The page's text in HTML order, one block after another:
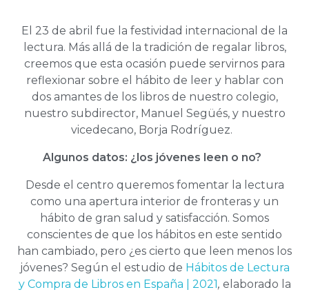
El 23 de abril fue la festividad internacional de la
lectura. Más allá de la tradición de regalar libros,
creemos que esta ocasión puede servirnos para
reflexionar sobre el hábito de leer y hablar con
dos amantes de los libros de nuestro colegio,
nuestro subdirector, Manuel Següés, y nuestro
vicedecano, Borja Rodríguez.
Algunos datos: ¿los jóvenes leen o no?
Desde el centro queremos fomentar la lectura
como una apertura interior de fronteras y un
hábito de gran salud y satisfacción. Somos
conscientes de que los hábitos en este sentido
han cambiado, pero ¿es cierto que leen menos los
jóvenes? Según el estudio de Hábitos de Lectura
y Compra de Libros en España | 2021, elaborado la